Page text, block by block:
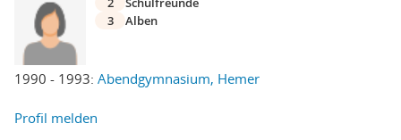
1990 - 1993: Abendgymnasium, Hemer
3
Alben
Profil melden